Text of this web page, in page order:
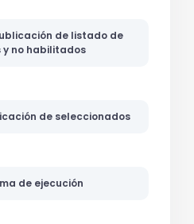
de listado de
no habilitados
de seleccionados
de ejecución